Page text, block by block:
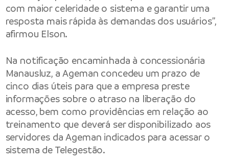
com maior celeridade o sistema e garantir uma
resposta mais rápida às demandas dos usuários”,
afirmou Elson.
Na notificação encaminhada à concessionária
Manausluz, a Ageman concedeu um prazo de
cinco dias úteis para que a empresa preste
informações sobre o atraso na liberação do
acesso, bem como providências em relação ao
treinamento que deverá ser disponibilizado aos
servidores da Ageman indicados para acessar o
sistema de Telegestão.